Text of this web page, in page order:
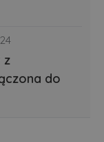
z
do